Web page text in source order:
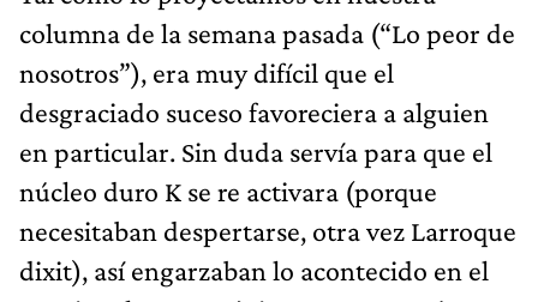
columna de la semana pasada (“Lo peor de
nosotros”), era muy difícil que el
desgraciado suceso favoreciera a alguien
en particular. Sin duda servía para que el
núcleo duro K se re activara (porque
necesitaban despertarse, otra vez Larroque
dixit), así engarzaban lo acontecido en el